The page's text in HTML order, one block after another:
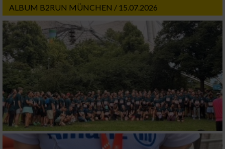
ALBUM B2RUN MÜNCHEN / 15.07.2026